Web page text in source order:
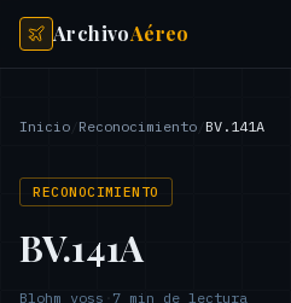
ArchivoAéreo
Inicio Reconocimiento BV.141A
RECONOCIMIENTO
BV.141A
Blohm voss 7 min de lectura